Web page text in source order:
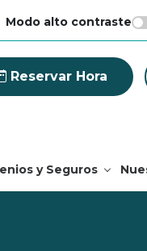
Modo alto contraste
Reservar Hora
y Seguros